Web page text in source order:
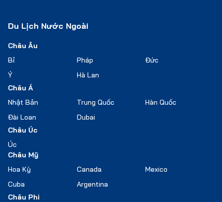
Du Lịch Nước Ngoài
Châu Âu
Bỉ
Pháp
Đức
Ý
Hà Lan
Châu Á
Nhật Bản
Trung Quốc
Hàn Quốc
Đài Loan
Dubai
Châu Úc
Úc
Châu Mỹ
Hoa Kỳ
Canada
Mexico
Cuba
Argentina
Châu Phi